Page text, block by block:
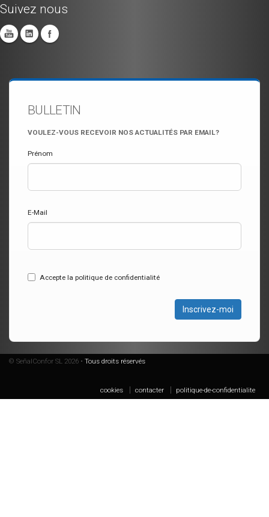
Suivez nous
BULLETIN
VOULEZ-VOUS RECEVOIR NOS ACTUALITÉS PAR EMAIL?
Prénom
E-Mail
Accepte la politique de confidentialité
Inscrivez-moi
© SeñalConfor SL 2026 • Tous droits réservés
cookies contacter politique-de-confidentialite